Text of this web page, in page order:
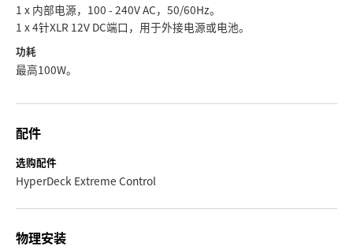
1 x 内部电源，100 - 240V AC，50/60Hz。
1 x 4针XLR 12V DC端口，用于外接电源或电池。
功耗
最高100W。
配件
选购配件
HyperDeck Extreme Control
物理安装